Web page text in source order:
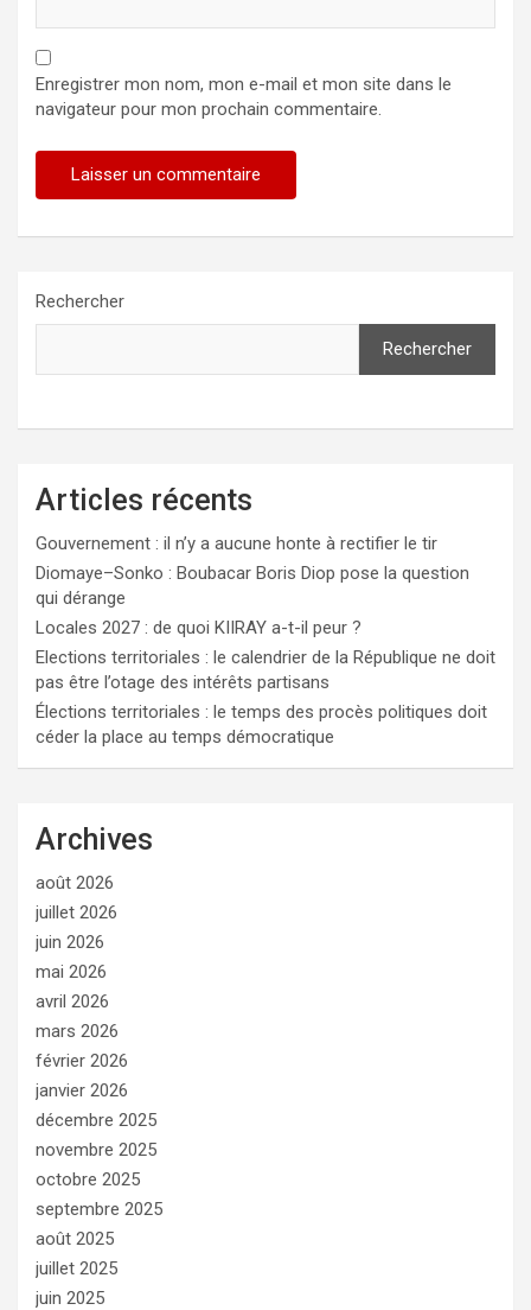
Enregistrer mon nom, mon e-mail et mon site dans le
navigateur pour mon prochain commentaire.
Rechercher
Rechercher
Articles récents
Gouvernement : il n’y a aucune honte à rectifier le tir
Diomaye–Sonko : Boubacar Boris Diop pose la question
qui dérange
Locales 2027 : de quoi KIIRAY a-t-il peur ?
Elections territoriales : le calendrier de la République ne doit
pas être l’otage des intérêts partisans
Élections territoriales : le temps des procès politiques doit
céder la place au temps démocratique
Archives
août 2026
juillet 2026
juin 2026
mai 2026
avril 2026
mars 2026
février 2026
janvier 2026
décembre 2025
novembre 2025
octobre 2025
septembre 2025
août 2025
juillet 2025
juin 2025